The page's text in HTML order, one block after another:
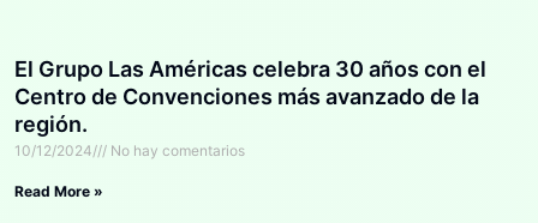
El Grupo Las Américas celebra 30 años con el
Centro de Convenciones más avanzado de la
región.
10/12/2024 No hay comentarios
Read More »